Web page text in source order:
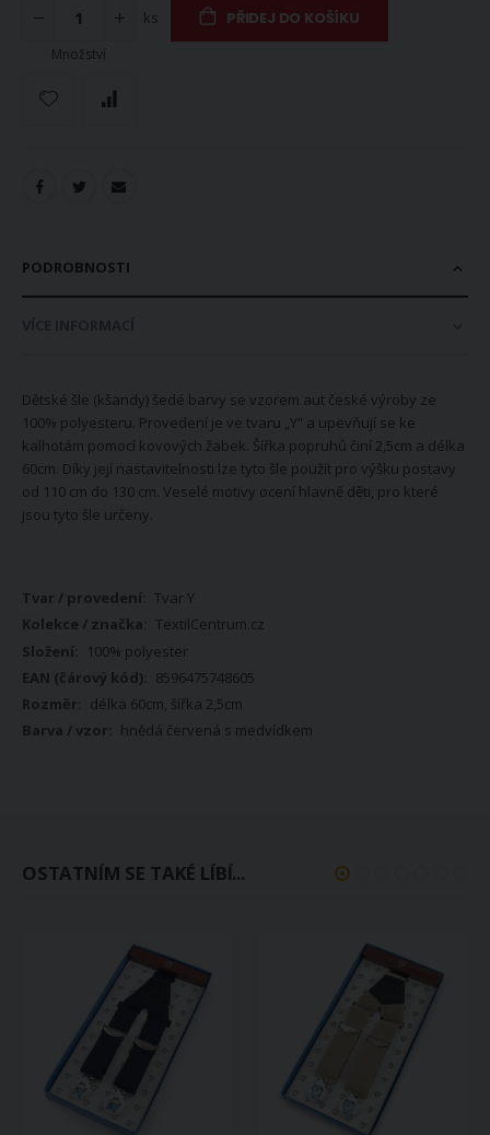
Množství
ks PŘIDEJ DO KOŠÍKU
PODROBNOSTI
Dětské šle (kšandy) šedé barvy se vzorem aut české výroby ze
100% polyesteru. Provedení je ve tvaru „Y“ a upevňují se ke
kalhotám pomocí kovových žabek. Šířka popruhů činí 2,5cm a délka
60cm. Díky její nastavitelnosti lze tyto šle použít pro výšku postavy
od 110 cm do 130 cm. Veselé motivy ocení hlavně děti, pro které
jsou tyto šle určeny.
Více
informací
Tvar Y
TextilCentrum.cz
100% polyester
8596475748605
délka 60cm, šířka 2,5cm
hnědá červená s medvídkem
OSTATNÍM SE TAKÉ LÍBÍ...